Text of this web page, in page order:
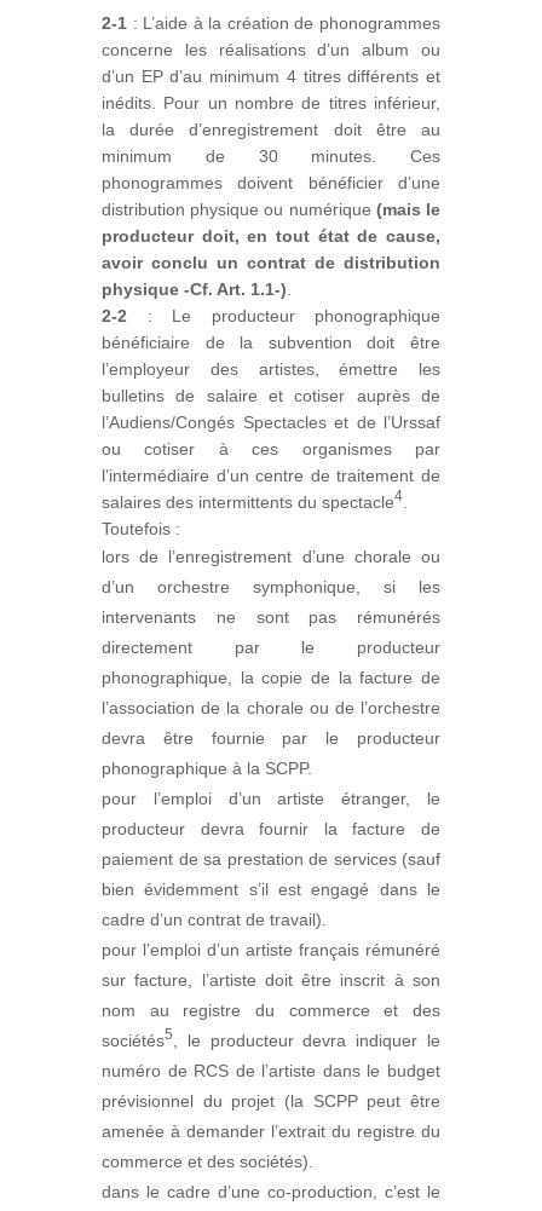
2-1 : L’aide à la création de phonogrammes
concerne les réalisations d’un album ou
d’un EP d’au minimum 4 titres différents et
inédits. Pour un nombre de titres inférieur,
la durée d’enregistrement doit être au
minimum de 30 minutes. Ces
phonogrammes doivent bénéficier d’une
distribution physique ou numérique (mais le
producteur doit, en tout état de cause,
avoir conclu un contrat de distribution
physique -Cf. Art. 1.1-).
2-2 : Le producteur phonographique
bénéficiaire de la subvention doit être
l’employeur des artistes, émettre les
bulletins de salaire et cotiser auprès de
l’Audiens/Congés Spectacles et de l’Urssaf
ou cotiser à ces organismes par
l’intermédiaire d’un centre de traitement de
salaires des intermittents du spectacle4.
Toutefois :
lors de l’enregistrement d’une chorale ou
d’un orchestre symphonique, si les
intervenants ne sont pas rémunérés
directement par le producteur
phonographique, la copie de la facture de
l’association de la chorale ou de l’orchestre
devra être fournie par le producteur
phonographique à la SCPP.
pour l’emploi d’un artiste étranger, le
producteur devra fournir la facture de
paiement de sa prestation de services (sauf
bien évidemment s’il est engagé dans le
cadre d’un contrat de travail).
pour l’emploi d’un artiste français rémunéré
sur facture, l’artiste doit être inscrit à son
nom au registre du commerce et des
sociétés5, le producteur devra indiquer le
numéro de RCS de l’artiste dans le budget
prévisionnel du projet (la SCPP peut être
amenée à demander l’extrait du registre du
commerce et des sociétés).
dans le cadre d’une co-production, c’est le